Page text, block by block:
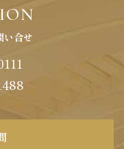
い合せ